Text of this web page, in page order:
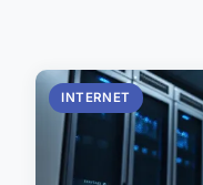
INTERNET